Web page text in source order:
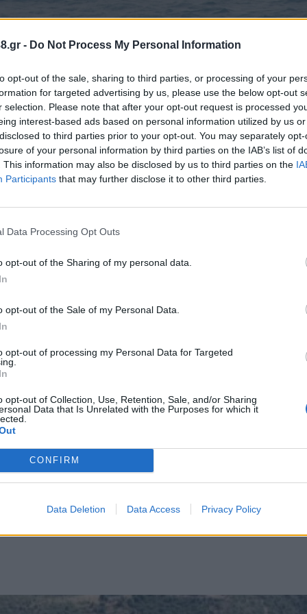
- Do Not Process My Personal Information
opt-out of the sale, sharing to third parties, or processing of your
for targeted advertising by us, please use the below opt-out
selection. Please note that after your opt-out request is processed
interest-based ads based on personal information utilized by us
to third parties prior to your opt-out. You may separately
of your personal information by third parties on the IAB’s list of
This information may also be disclosed by us to third parties on the
Participants that may further disclose it to other third parties.
Data Processing Opt Outs
opt-out of the Sharing of my personal data.
opt-out of the Sale of my Personal Data.
opt-out of processing my Personal Data for Targeted
opt-out of Collection, Use, Retention, Sale, and/or Sharing
Data that Is Unrelated with the Purposes for which it
CONFIRM
Data Deletion Data Access Privacy Policy
Αρχή της Ζακύνθου ότι μία 76χρονη ημεδαπή
της Ζακύνθου. Η γυναίκα μεταφέρθηκε
διαπιστώθηκε ο θάνατός της. Προανάκριση
τη τρίτη εβδομάδα της εκστρατείας
στη Μεσσηνία
που έγιναν το 2024 στην Ηλεία